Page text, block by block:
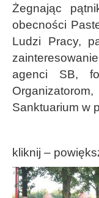
Żegnając
obecności
Ludzi Pracy,
agenci SB,
Sanktuarium w
kliknij –